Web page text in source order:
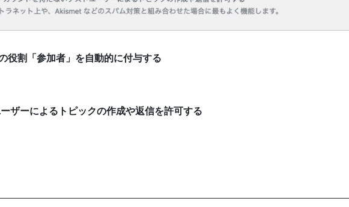
役割「参加者」を自動的に付与する
ザーによるトピックの作成や返信を許可する